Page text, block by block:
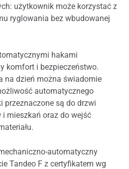
użytkownik może korzystać z
ryglowania bez wbudowanej
hakami
komfort i bezpieczeństwo.
na dzień można świadomie
automatycznego
przeznaczone są do drzwi
mieszkań oraz do wejść
automatyczny
Tandeo F z certyfikatem wg